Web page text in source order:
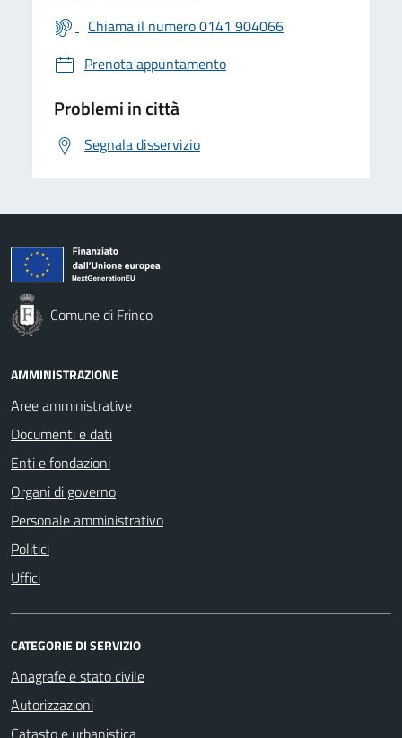
Chiama il numero 0141 904066
Prenota appuntamento
Problemi in città
Segnala disservizio
Comune di Frinco
AMMINISTRAZIONE
Aree amministrative
Documenti e dati
Enti e fondazioni
Organi di governo
Personale amministrativo
Politici
Uffici
CATEGORIE DI SERVIZIO
Anagrafe e stato civile
Autorizzazioni
Catasto e urbanistica